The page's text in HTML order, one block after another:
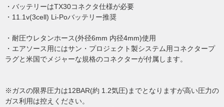
・バッテリーはTX30コネクタ仕様が必要
・11.1v(3cell) Li-Poバッテリー推奨
・耐圧ウレタンホース(外径6mm 内径4mm)使用
・エアソース用にはサン・プロジェクト製システム用コネクタープ
ラグと米国でメジャーな規格のコネクターが付属します。
※ガスの限界圧力は12BAR(約 1.2気圧)までとなりますが高い圧力の
ガス利用は控えください。